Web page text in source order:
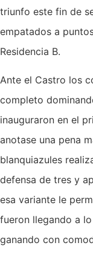
triunfo este fin de
empatados a
Residencia B.
Ante el Castro los
completo
inauguraron en el
anotase una pena
blanquiazules
defensa de tres y
esa variante le
fueron llegando a
ganando con